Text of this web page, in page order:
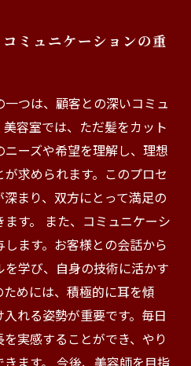
ミュニケーションの重
つは、顧客との深いコミュ
容室では、ただ髪をカット
ーズや希望を理解し、理想
求められます。このプロセ
まり、双方にとって満足の
す。 また、コミュニケーシ
ます。お客様との会話から
学び、自身の技術に活かす
めには、積極的に耳を傾
れる姿勢が重要です。毎日
実感することができ、やり
ます。 今後、美容師を目指